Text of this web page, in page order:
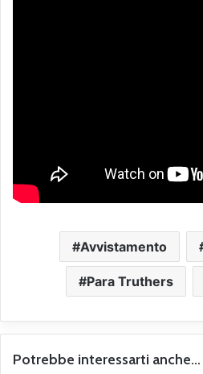
Avvistamento
Para Truthers
Potrebbe interessarti anche...